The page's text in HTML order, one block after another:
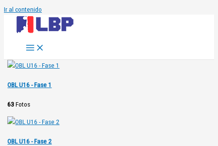
Ir al contenido
OBL U16 - Fase 1
63Fotos
OBL U16 - Fase 2